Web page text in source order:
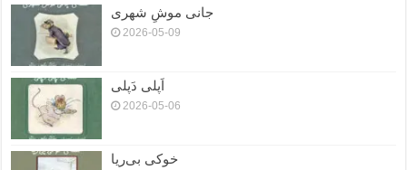
جانی موشِ شهری
2026-05-09
اَپلی دَپلی
2026-05-06
خوکی بی‌ریا